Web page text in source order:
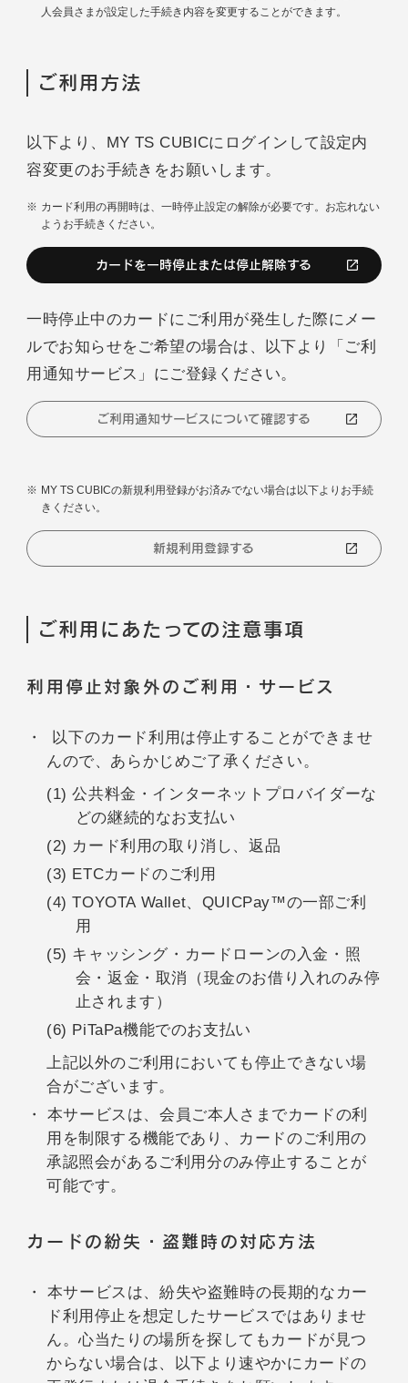
人会員さまが設定した手続き内容を変更することができます。
ご利用方法
以下より、MY TS CUBICにログインして設定内
容変更のお手続きをお願いします。
カード利用の再開時は、一時停止設定の解除が必要です。お忘れない
ようお手続きください。
カードを一時停止または停止解除する
一時停止中のカードにご利用が発生した際にメー
ルでお知らせをご希望の場合は、以下より「ご利
用通知サービス」にご登録ください。
ご利用通知サービスについて確認する
MY TS CUBICの新規利用登録がお済みでない場合は以下よりお手続
きください。
新規利用登録する
ご利用にあたっての注意事項
利用停止対象外のご利用・サービス
以下のカード利用は停止することができませ
んので、あらかじめご了承ください。
(1) 公共料金・インターネットプロバイダーな
どの継続的なお支払い
(2) カード利用の取り消し、返品
(3) ETCカードのご利用
(4) TOYOTA Wallet、QUICPay™の一部ご利
用
(5) キャッシング・カードローンの入金・照
会・返金・取消（現金のお借り入れのみ停
止されます）
(6) PiTaPa機能でのお支払い
上記以外のご利用においても停止できない場
合がございます。
本サービスは、会員ご本人さまでカードの利
用を制限する機能であり、カードのご利用の
承認照会があるご利用分のみ停止することが
可能です。
カードの紛失・盗難時の対応方法
本サービスは、紛失や盗難時の長期的なカー
ド利用停止を想定したサービスではありませ
ん。心当たりの場所を探してもカードが見つ
からない場合は、以下より速やかにカードの